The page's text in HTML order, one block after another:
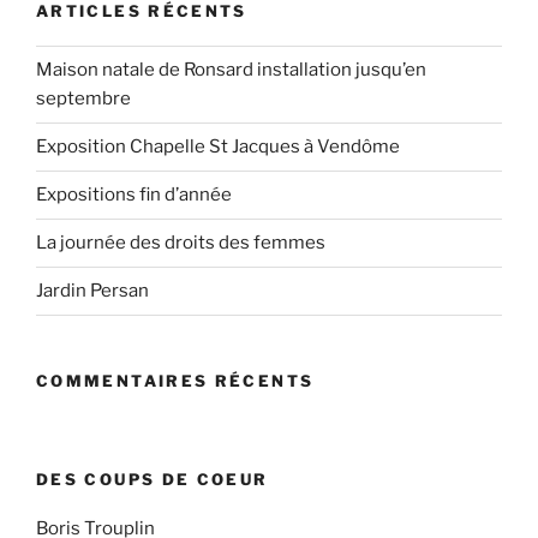
ARTICLES RÉCENTS
Maison natale de Ronsard installation jusqu’en
septembre
Exposition Chapelle St Jacques à Vendôme
Expositions fin d’année
La journée des droits des femmes
Jardin Persan
COMMENTAIRES RÉCENTS
DES COUPS DE COEUR
Boris Trouplin